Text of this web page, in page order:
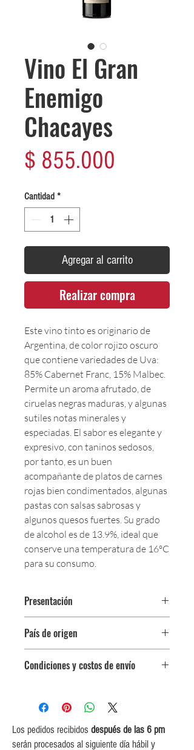
Vino El Gran
Enemigo
Chacayes
$ 855.000
Cantidad *
Agregar al carrito
Realizar compra
Este vino tinto es originario de
Argentina, de color rojizo oscuro
que contiene variedades de Uva:
85% Cabernet Franc, 15% Malbec.
Permite un aroma afrutado, de
ciruelas negras maduras, y algunas
sutiles notas minerales y
especiadas. El sabor es elegante y
expresivo, con taninos sedosos,
por tanto, es un buen
acompañante de platos de carnes
rojas bien condimentados, algunas
pastas con salsas sabrosas y
algunos quesos fuertes. Su grado
de alcohol es de 13.9%, ideal que
conserve una temperatura de 16ºC
para su consumo.
Presentación
País de origen
Condiciones y costos de envío
iguales o mayores a $350,000.
$5,000 para pedidos entre
$150,000 y $349,999.
$10,000 para pedidos entre
Los pedidos recibidos después de las 6 pm
serán procesados al siguiente día hábil y